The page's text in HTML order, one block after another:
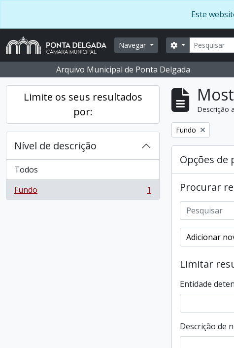
Este
Navegar Pesquisar
Opções de busca
Arquivo Municipal de Ponta Delgada
Limite os seus resultados
por:
Nível de descrição
Todos
Fundo
, 1 resultados 1
Descrição
Remover filtro:
Fundo
Opções de
Procurar
Adicionar
Limitar
Entidade
Descrição de